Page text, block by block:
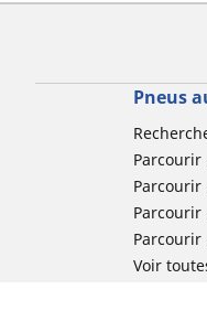
Pneus
Parcourir
Parcourir
Voir